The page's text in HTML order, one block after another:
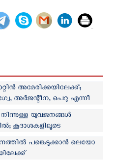
അമേരിക്കയിലേക്ക്;
അർജന്റീന, പെറു എന്നീ
നിന്നുള്ള യുവജനങ്ങള്‍
കൂദാശകളിലൂടെ
പാപ്പയുടെ ആഹ്വാനം
പങ്കെടുക്കാന്‍ ലെയോ